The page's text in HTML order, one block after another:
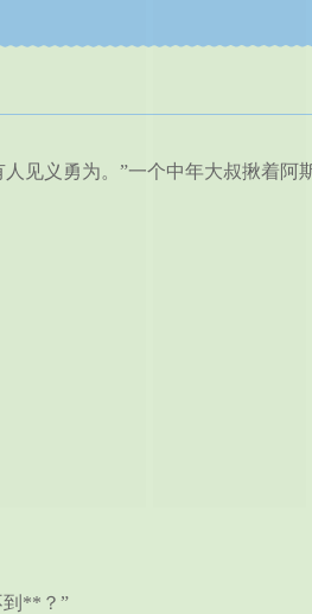
义勇为。”一个中年大叔揪着阿
**？”